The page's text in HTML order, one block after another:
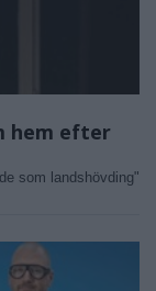
hem efter
som landshövding"